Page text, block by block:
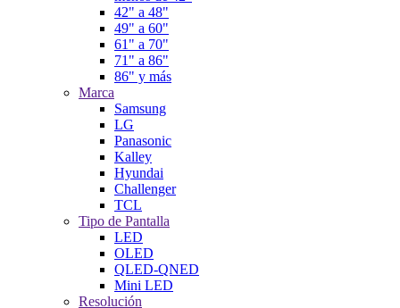
42" a 48"
49" a 60"
61" a 70"
71" a 86"
86" y más
Marca
Samsung
LG
Panasonic
Kalley
Hyundai
Challenger
TCL
Tipo de Pantalla
LED
OLED
QLED-QNED
Mini LED
Resolución